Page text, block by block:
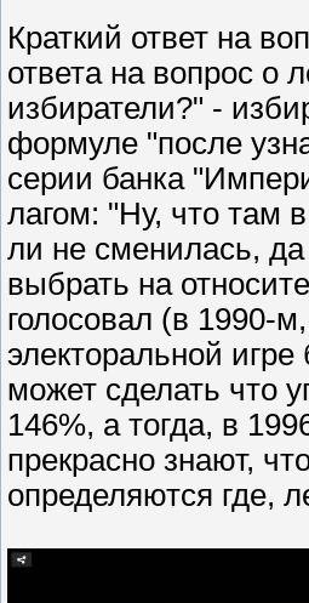
Краткий ответ на
ответа на вопрос о
избиратели?" -
формуле "после
серии банка
лагом: "Ну, что там
ли не сменилась,
выбрать на
голосовал (в 1990-
электоральной
может сделать что
146%, а тогда, в
прекрасно знают,
определяются где,